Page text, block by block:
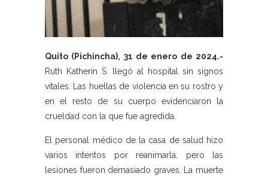
Quito (Pichincha), 31 de enero de 2024.-
Ruth Katherin S. llegó al hospital sin signos
vitales. Las huellas de violencia en su rostro y
en el resto de su cuerpo evidenciaron la
crueldad con la que fue agredida.
El personal médico de la casa de salud hizo
varios intentos por reanimarla, pero las
lesiones fueron demasiado graves. La muerte